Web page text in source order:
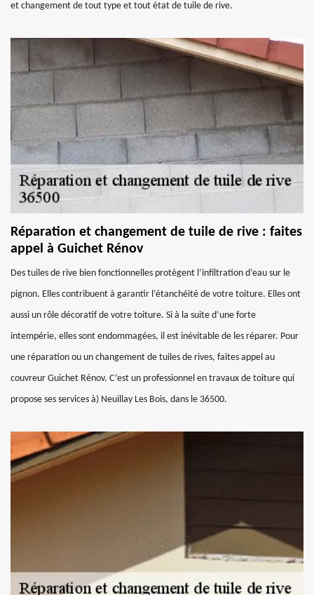
et changement de tout type et tout état de tuile de rive.
Réparation et changement de tuile de rive : faites
appel à Guichet Rénov
Des tuiles de rive bien fonctionnelles protègent l’infiltration d’eau sur le
pignon. Elles contribuent à garantir l’étanchéité de votre toiture. Elles ont
aussi un rôle décoratif de votre toiture. Si à la suite d’une forte
intempérie, elles sont endommagées, il est inévitable de les réparer. Pour
une réparation ou un changement de tuiles de rives, faites appel au
couvreur Guichet Rénov. C’est un professionnel en travaux de toiture qui
propose ses services à) Neuillay Les Bois, dans le 36500.